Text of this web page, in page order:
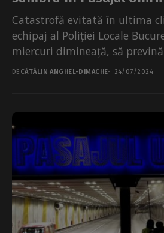
Catastrofă evitată în ultima
echipaj al Poliției Locale
miercuri dimineață, să
incident major...
DE CĂTĂLIN ANGHEL-DIMACHE 24/07/2024